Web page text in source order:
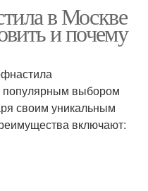
в Москве
и почему
популярным выбором
своим уникальным
включают: